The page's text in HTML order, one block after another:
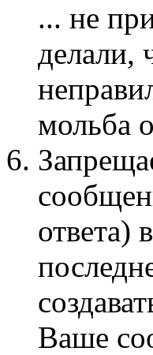
... не
делали,
мольба
ответа)
Ваше